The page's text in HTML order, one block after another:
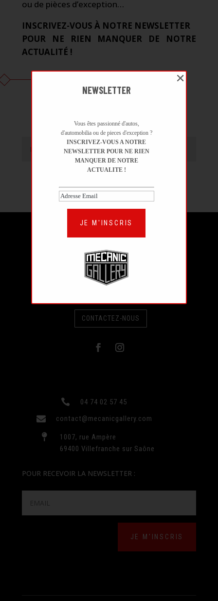
ou de pièces d’exception…
INSCRIVEZ-VOUS À NOTRE NEWSLETTER
POUR NE RIEN MANQUER DE NOTRE
ACTUALITÉ !
POUR RECEVOIR LA NEWSLETTER :
CONTACTEZ-NOUS
 04 74 02 57 45
 contact@mecanicgallery.com

1007, rue Ampère
69400 Villefranche sur Saône
POUR RECEVOIR LA NEWSLETTER :
JE M'INSCRIS
NEWSLETTER
Vous êtes passionné d'autos,
d'automobilia ou de pieces d'exception ?
INSCRIVEZ-VOUS A NOTRE
NEWSLETTER POUR NE RIEN
MANQUER DE NOTRE
ACTUALITE !
JE M'INSCRIS